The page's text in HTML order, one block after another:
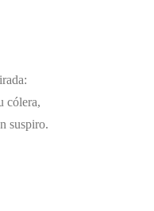
cólera,
suspiro.